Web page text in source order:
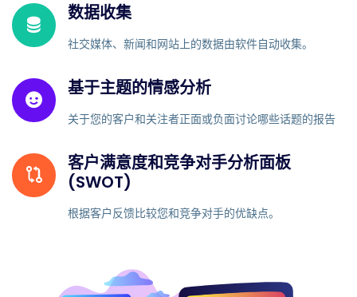
数据收集
社交媒体、新闻和网站上的数据由软件自动收集。
基于主题的情感分析
关于您的客户和关注者正面或负面讨论哪些话题的报告
客户满意度和竞争对手分析面板
(SWOT)
根据客户反馈比较您和竞争对手的优缺点。